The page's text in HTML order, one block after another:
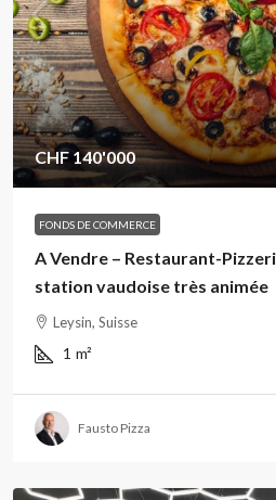
CHF 140'000
FONDS DE COMMERCE
A Vendre – Restaurant-
station vaudoise très animée
Leysin, Suisse
1 m²
Fausto Pizza